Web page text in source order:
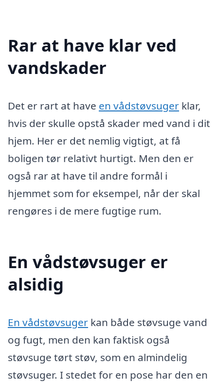
Rar at have klar ved
vandskader
Det er rart at have en vådstøvsuger klar,
hvis der skulle opstå skader med vand i dit
hjem. Her er det nemlig vigtigt, at få
boligen tør relativt hurtigt. Men den er
også rar at have til andre formål i
hjemmet som for eksempel, når der skal
rengøres i de mere fugtige rum.
En vådstøvsuger er
alsidig
En vådstøvsuger kan både støvsuge vand
og fugt, men den kan faktisk også
støvsuge tørt støv, som en almindelig
støvsuger. I stedet for en pose har den en